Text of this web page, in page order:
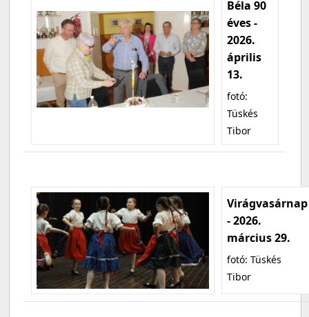
Béla 90
éves -
2026.
április
13.
fotó:
Tüskés
Tibor
Virágvasárnap
- 2026.
március 29.
fotó: Tüskés
Tibor